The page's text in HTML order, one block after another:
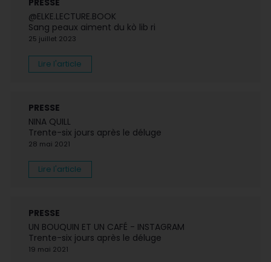
PRESSE
@ELKE.LECTURE.BOOK
Sang peaux aiment du kò lib ri
25 juillet 2023
Lire l'article
PRESSE
NINA QUILL
Trente-six jours après le déluge
28 mai 2021
Lire l'article
PRESSE
UN BOUQUIN ET UN CAFÉ - INSTAGRAM
Trente-six jours après le déluge
19 mai 2021